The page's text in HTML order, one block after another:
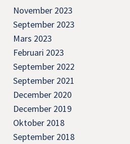
November 2023
September 2023
Mars 2023
Februari 2023
September 2022
September 2021
December 2020
December 2019
Oktober 2018
September 2018